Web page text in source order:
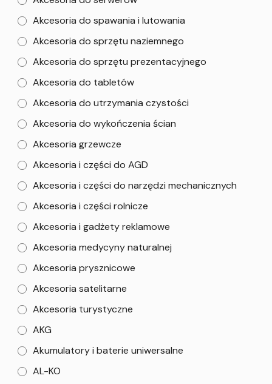
Akcesoria do spawania i lutowania
Akcesoria do sprzętu naziemnego
Akcesoria do sprzętu prezentacyjnego
Akcesoria do tabletów
Akcesoria do utrzymania czystości
Akcesoria do wykończenia ścian
Akcesoria grzewcze
Akcesoria i części do AGD
Akcesoria i części do narzędzi mechanicznych
Akcesoria i części rolnicze
Akcesoria i gadżety reklamowe
Akcesoria medycyny naturalnej
Akcesoria prysznicowe
Akcesoria satelitarne
Akcesoria turystyczne
AKG
Akumulatory i baterie uniwersalne
AL-KO